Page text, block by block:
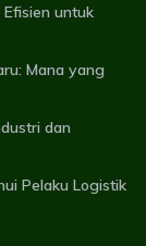
Efisien untuk
Mana yang
dan
Pelaku Logistik